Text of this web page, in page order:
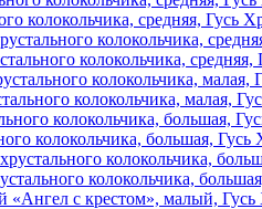
колокольчика, средняя, Гусь
колокольчика, средняя,
колокольчика, малая,
колокольчика, большая, Гусь
колокольчика,